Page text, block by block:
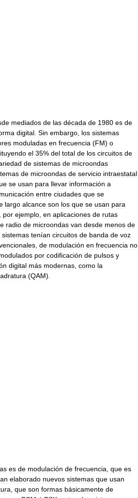
mediados de las década de 1980 es de
digital Sin embargo los sistemas
moduladas en frecuencia (FM) o
el 35% del total de los circuitos de
de sistemas de microondas
de microondas de servicio intraestatal
se usan para llevar información a
entre ciudades que se
largo alcance son los que se usan para
por ejemplo en aplicaciones de rutas
radio de microondas van desde menos de
sistemas tenían circuitos de banda de voz
de modulación en frecuencia no
por codificación de pulsos y
digital más modernas como la
(QAM).
es de modulación de frecuencia que es
elaborado nuevos sistemas que usan
que son formas básicamente de